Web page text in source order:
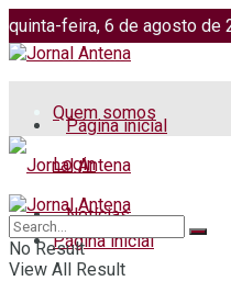
quinta-feira, 6 de agosto de
Jornalismo: (51) 98599 2486
Quem somos
Login
Página inicial
Notícias
Página inicial
No Result
View All Result